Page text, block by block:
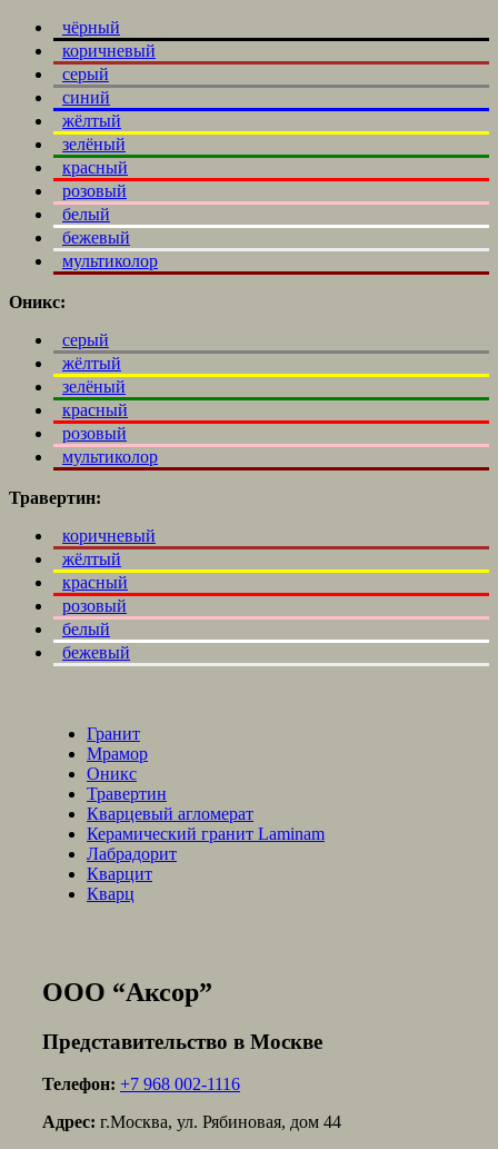
чёрный
коричневый
серый
синий
жёлтый
зелёный
красный
розовый
белый
бежевый
мультиколор
Оникс:
серый
жёлтый
зелёный
красный
розовый
мультиколор
Травертин:
коричневый
жёлтый
красный
розовый
белый
бежевый
Гранит
Мрамор
Оникс
Травертин
Кварцевый агломерат
Керамический гранит Laminam
Лабрадорит
Кварцит
Кварц
ООО “Аксор”
Представительство в Москве
Телефон: +7 968 002-1116
Адрес: г.Москва, ул. Рябиновая, дом 44